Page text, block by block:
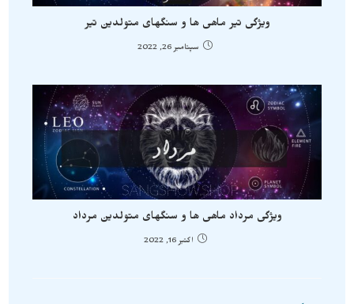
ویژگی تیر ماهی ها و سنگهای متولدین تیر
سپتامبر 26, 2022
ویژگی مرداد ماهی ها و سنگهای متولدین مرداد
اکتبر 16, 2022